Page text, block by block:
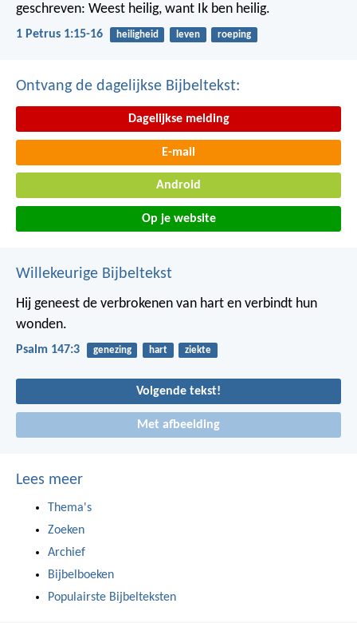
geschreven: Weest heilig, want Ik ben heilig.
1 Petrus 1:15-16 heiligheid leven roeping
Ontvang de dagelijkse Bijbeltekst:
Dagelijkse melding
E-mail
Android
Op je website
Willekeurige Bijbeltekst
Hij geneest de verbrokenen van hart en verbindt hun
wonden.
Psalm 147:3 genezing hart ziekte
Volgende tekst!
Met afbeelding
Lees meer
Thema's
Zoeken
Archief
Bijbelboeken
Populairste Bijbelteksten